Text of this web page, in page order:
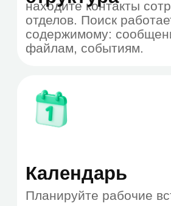
Организуйте масштабные
мероприятия и трансляции для
аудитории свыше 300 человек
Выберите
развертывания
сервисов